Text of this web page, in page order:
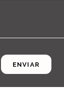
ENVIAR